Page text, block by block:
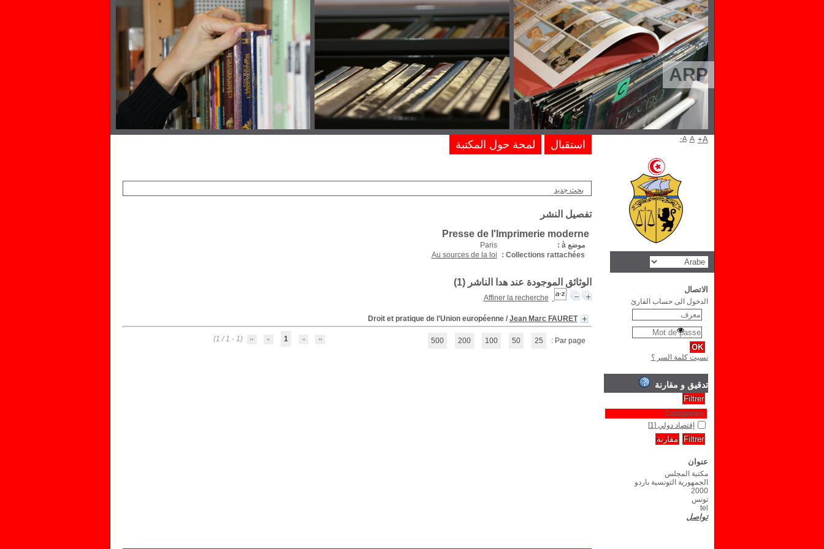
ARP
بحث جديد
تفصيل النشر
Presse de l'Imprimerie moderne
موضع à :
Paris
Collections rattachées :
Au sources de la loi
الوثائق الموجودة عند هدا الناشر (1
)
Affiner la recherche
Droit et pratique de l'Union européenne/ Jean Marc FAURET
1
(1 - 1 / 1) Par page :
25
50
100
200
500
استقبال لمحة حول المكتبة A- A A+
الاتصال
الدخول الى حساب القارئ
نسيت كلمة السر ؟
تدقيق و مقارنة
Catégories
إقتصاد دولي [1]
عنوان
مكتبة المجلس
الجمهورية التونسية باردو
2000
تونس
tel
تواصل